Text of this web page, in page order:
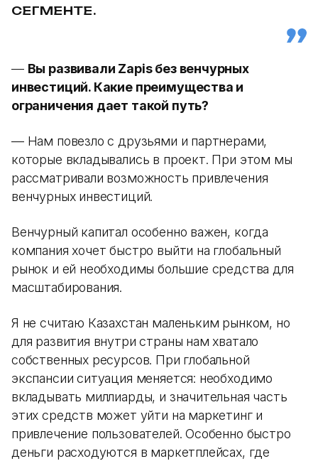
СЕГМЕНТЕ.
— Вы развивали Zapis без венчурных
инвестиций. Какие преимущества и
ограничения дает такой путь?
— Нам повезло с друзьями и партнерами,
которые вкладывались в проект. При этом мы
рассматривали возможность привлечения
венчурных инвестиций.
Венчурный капитал особенно важен, когда
компания хочет быстро выйти на глобальный
рынок и ей необходимы большие средства для
масштабирования.
Я не считаю Казахстан маленьким рынком, но
для развития внутри страны нам хватало
собственных ресурсов. При глобальной
экспансии ситуация меняется: необходимо
вкладывать миллиарды, и значительная часть
этих средств может уйти на маркетинг и
привлечение пользователей. Особенно быстро
деньги расходуются в маркетплейсах, где